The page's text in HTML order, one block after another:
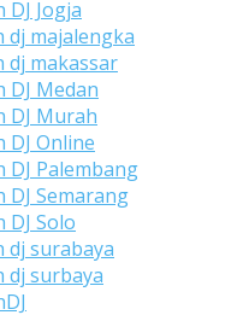
DJ Jogja
dj majalengka
dj makassar
DJ Medan
DJ Murah
DJ Online
DJ Palembang
DJ Semarang
DJ Solo
dj surabaya
dj surbaya